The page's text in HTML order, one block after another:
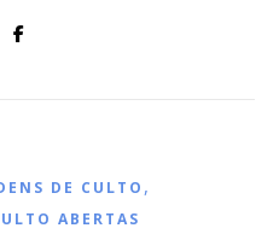
DE CULTO ,
ABERTAS